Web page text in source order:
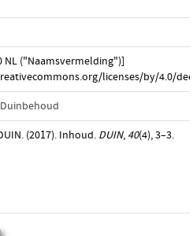
NL ("Naamsvermelding")]
licenses/by/4.0/
(2017). Inhoud. DUIN, 40(4), 3–3.